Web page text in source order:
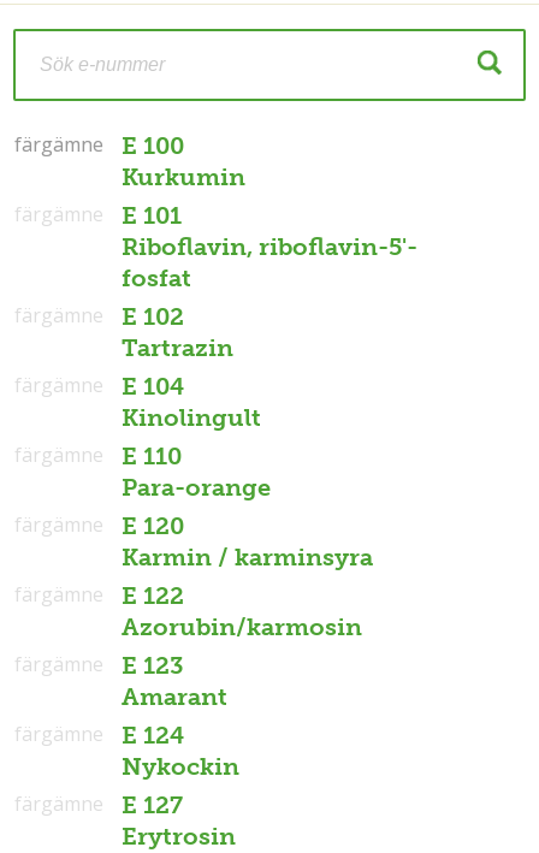
E 100
Kurkumin
färgämne
färgämne
E 101
Riboflavin, riboflavin-5'-
fosfat
färgämne
E 102
Tartrazin
färgämne
E 104
Kinolingult
färgämne
E 110
Para-orange
färgämne
E 120
Karmin / karminsyra
färgämne
E 122
Azorubin/karmosin
färgämne
E 123
Amarant
färgämne
E 124
Nykockin
färgämne
E 127
Erytrosin
färgämne